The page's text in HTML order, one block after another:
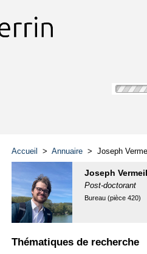
Accueil > Annuaire > Joseph
Joseph Vermeil
Post-doctorant
Bureau (pièce 420)
Thématiques de recherche